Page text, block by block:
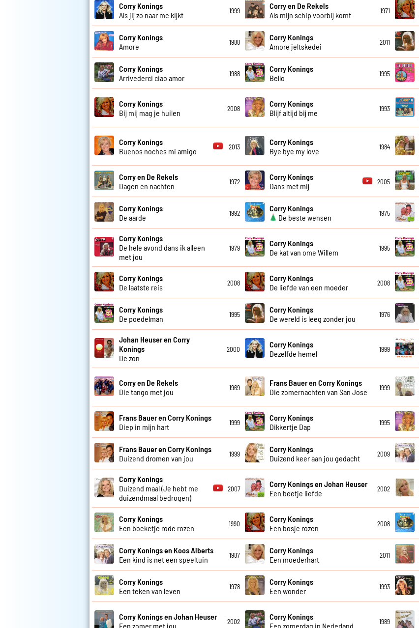
Corry Konings
Als jij zo naar me kijkt
1999
Corry en De Rekels
Als mijn schip voorbij komt
1971
Corry Konings
Amore
1988
Corry Konings
Amore jeltskedei
2011
Corry Konings
Arrivederci ciao amor
1988
Corry Konings
Bello
1995
Corry Konings
Bij mij mag je huilen
2008
Corry Konings
Blijf altijd bij me
1993
Corry Konings
Buenos noches mi amigo
2013
Corry Konings
Bye bye my love
1984
Corry en De Rekels
Dagen en nachten
1972
Corry Konings
Dans met mij
2005
Corry Konings
De aarde
1992
Corry Konings
De beste wensen
1975
Corry Konings
De hele avond dans ik alleen
met jou
1979
Corry Konings
De kat van ome Willem
1995
Corry Konings
De laatste reis
2008
Corry Konings
De liefde van een moeder
2008
Corry Konings
De poedelman
1995
Corry Konings
De wereld is leeg zonder jou
1976
Johan Heuser en Corry
Konings
De zon
2000
Corry Konings
Dezelfde hemel
1999
Corry en De Rekels
Die tango met jou
1969
Frans Bauer en Corry Konings
Die zomernachten van San Jose
1999
Frans Bauer en Corry Konings
Diep in mijn hart
1999
Corry Konings
Dikkertje Dap
1995
Frans Bauer en Corry Konings
Duizend dromen van jou
1999
Corry Konings
Duizend keer aan jou gedacht
2009
Corry Konings
Duizend maal (Je hebt me
duizendmaal bedrogen)
2007
Corry Konings en Johan Heuser
Een beetje liefde
2002
Corry Konings
Een boeketje rode rozen
1990
Corry Konings
Een bosje rozen
2008
Corry Konings en Koos Alberts
Een kind is net een speeltuin
1987
Corry Konings
Een moederhart
2011
Corry Konings
Een teken van leven
1978
Corry Konings
Een wonder
1993
Corry Konings en Johan Heuser
Een zomer met jou
2002
Corry Konings
Een zomerdag in Nederland
1989